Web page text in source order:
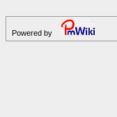
Powered by